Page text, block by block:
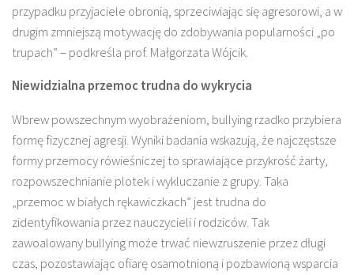
przypadku przyjaciele obronią, sprzeciwiając się agresorowi, a w
drugim zmniejszą motywację do zdobywania popularności „po
trupach” – podkreśla prof. Małgorzata Wójcik.
Niewidzialna przemoc trudna do wykrycia
Wbrew powszechnym wyobrażeniom, bullying rzadko przybiera
formę fizycznej agresji. Wyniki badania wskazują, że najczęstsze
formy przemocy rówieśniczej to sprawiające przykrość żarty,
rozpowszechnianie plotek i wykluczanie z grupy. Taka
„przemoc w białych rękawiczkach” jest trudna do
zidentyfikowania przez nauczycieli i rodziców. Tak
zawoalowany bullying może trwać niewzruszenie przez długi
czas, pozostawiając ofiarę osamotnioną i pozbawioną wsparcia